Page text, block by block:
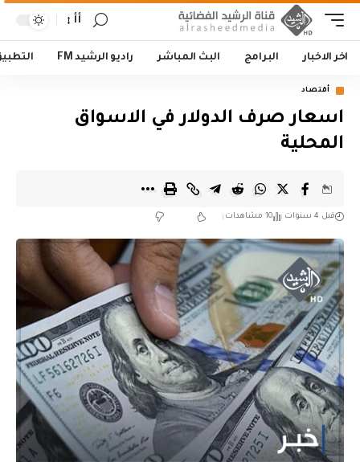
أأ
اخر الاخبار البرامج البث المباشر راديو الرشيد FM
أقتصاد
اسعار صرف الدولار في الاسواق
المحلية
قبل 4 سنوات 10 مشاهدات